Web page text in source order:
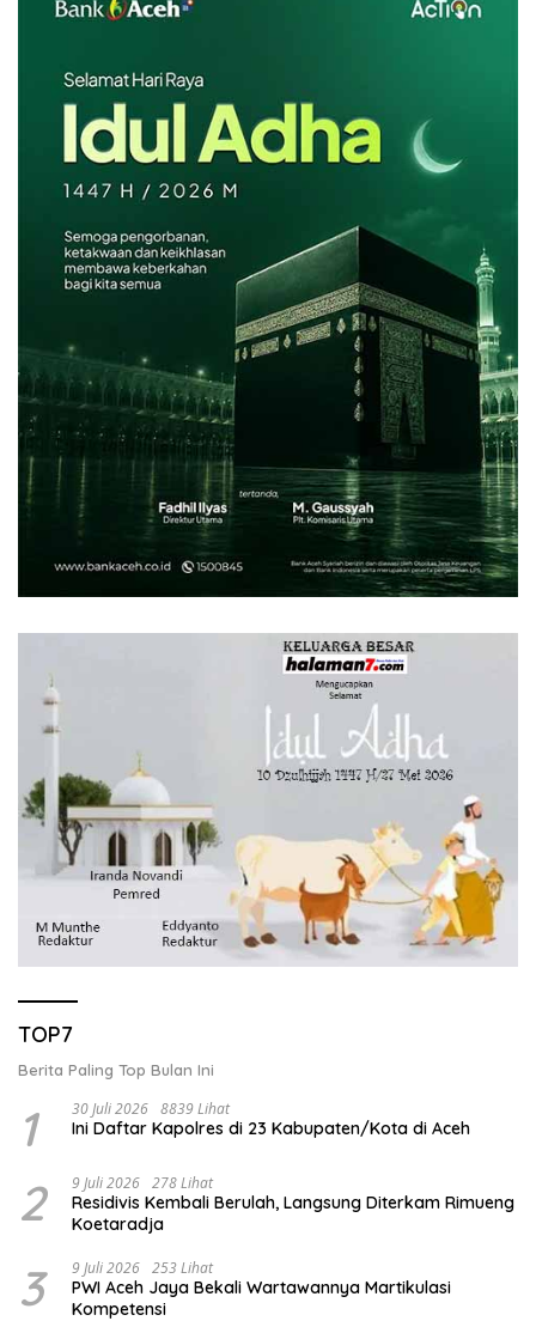
TOP7
Berita Paling Top Bulan Ini
1 30 Juli 2026 8839 Lihat
Ini Daftar Kapolres di 23 Kabupaten/Kota di Aceh
2 9 Juli 2026 278 Lihat
Residivis Kembali Berulah, Langsung Diterkam Rimueng
Koetaradja
3 9 Juli 2026 253 Lihat
PWI Aceh Jaya Bekali Wartawannya Martikulasi
Kompetensi